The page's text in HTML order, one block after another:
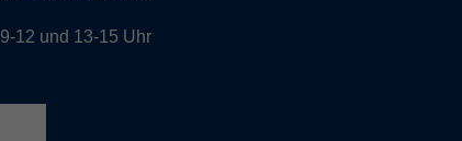
9-12 und 13-15 Uhr